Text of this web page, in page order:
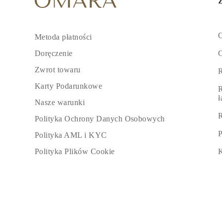
Metoda płatności
Doręczenie
Zwrot towaru
Karty Podarunkowe
Nasze warunki
Polityka Ochrony Danych Osobowych
Polityka AML i KYC
Polityka Plików Cookie